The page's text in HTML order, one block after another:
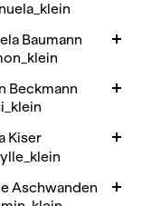
Baumann
Beckmann
Kiser
Aschwanden